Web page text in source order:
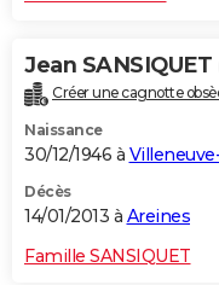
Jean SANSIQUET
Créer une cagnotte
Naissance
30/12/1946 à
Décès
14/01/2013 à Areines
Famille SANSIQUET